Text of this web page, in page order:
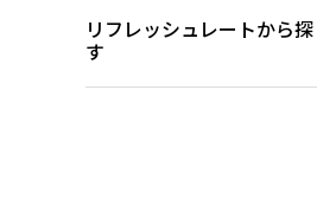
リフレッシュレートから探
す